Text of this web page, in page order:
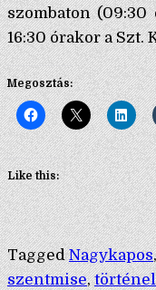
szombaton (09:30
16:30 órakor a Szt.
Megosztás:
Like this:
TaggedNagykapos
szentmise,